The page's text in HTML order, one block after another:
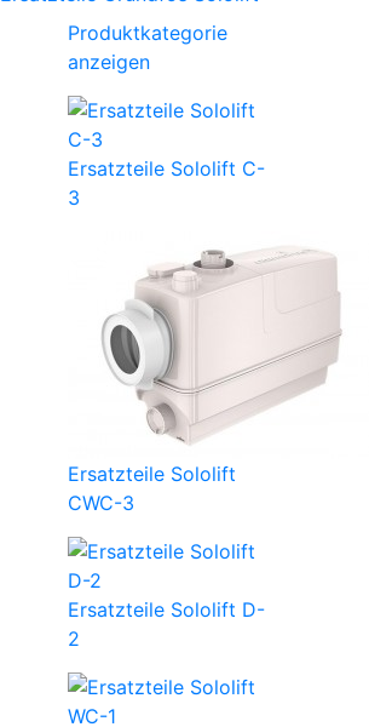
Produktkategorie
anzeigen
Ersatzteile Sololift C-
3
Ersatzteile Sololift
CWC-3
Ersatzteile Sololift D-
2